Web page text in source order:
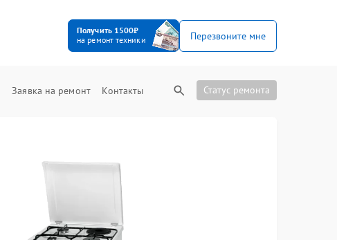
Получить 1500₽
на ремонт техники
Перезвоните мне
Заявка на ремонт Контакты Статус ремонта